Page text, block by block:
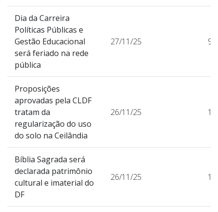
Dia da Carreira
Políticas Públicas e
Gestão Educacional
será feriado na rede
pública
27/11/25
Proposições
aprovadas pela CLDF
tratam da
regularização do uso
do solo na Ceilândia
26/11/25
Bíblia Sagrada será
declarada patrimônio
cultural e imaterial do
DF
26/11/25